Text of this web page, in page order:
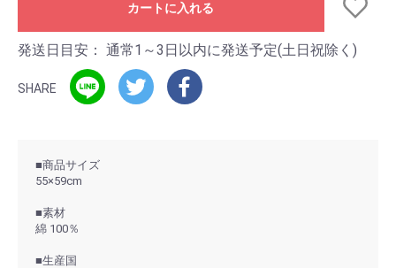
カートに入れる
発送日目安： 通常1～3日以内に発送予定(土日祝除く)
SHARE
■商品サイズ
55×59cm
■素材
綿 100％
■生産国